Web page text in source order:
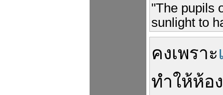
"The pupils
sunlight to
คงเพราะ
ทำให้ห้อง